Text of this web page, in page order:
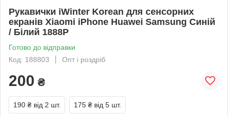
Рукавички iWinter Korean для сенсорних
екранів Xiaomi iPhone Huawei Samsung Синій
/ Білий 1888P
Готово до відправки
Код: 188803
Опт і роздріб
200 ₴
190 ₴ від 2 шт. 175 ₴ від 5 шт.